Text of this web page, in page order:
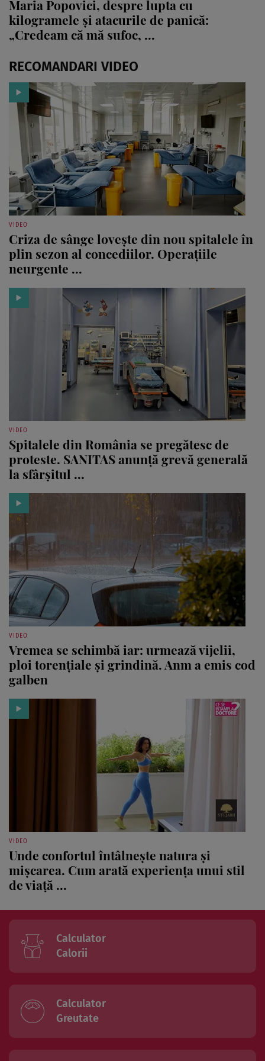
Maria Popovici, despre lupta cu
kilogramele și atacurile de panică:
„Credeam că mă sufoc, ...
RECOMANDARI VIDEO
VIDEO
Criza de sânge lovește din nou spitalele în
plin sezon al concediilor. Operațiile
neurgente ...
VIDEO
Spitalele din România se pregătesc de
proteste. SANITAS anunță grevă generală
la sfârșitul ...
VIDEO
Vremea se schimbă iar: urmează vijelii,
ploi torențiale și grindină. Anm a emis cod
galben
VIDEO
Unde confortul întâlnește natura și
mișcarea. Cum arată experiența unui stil
de viață ...
Calculator
Calorii
Calculator
Greutate